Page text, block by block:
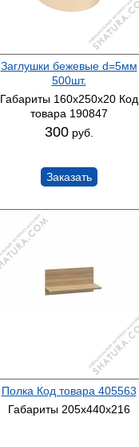
Заглушки бежевые d=5мм
500шт.
Габариты 160x250x20 Код
товара 190847
300 руб.
Заказать
Полка Код товара 405563
Габариты 205x440x216